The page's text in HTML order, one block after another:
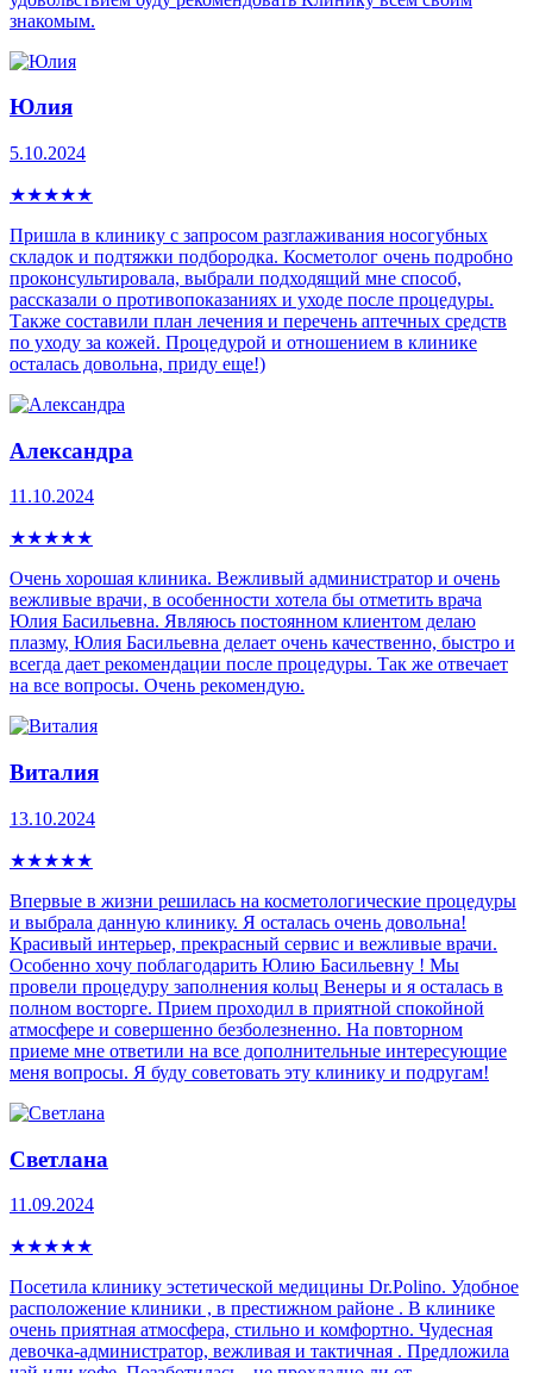
знакомым.
Юлия
5.10.2024
★★★★★
Пришла в клинику с запросом разглаживания носогубных
складок и подтяжки подбородка. Косметолог очень подробно
проконсультировала, выбрали подходящий мне способ,
рассказали о противопоказаниях и уходе после процедуры.
Также составили план лечения и перечень аптечных средств
по уходу за кожей. Процедурой и отношением в клинике
осталась довольна, приду еще!)
Александра
11.10.2024
★★★★★
Очень хорошая клиника. Вежливый администратор и очень
вежливые врачи, в особенности хотела бы отметить врача
Юлия Басильевна. Являюсь постоянном клиентом делаю
плазму, Юлия Басильевна делает очень качественно, быстро и
всегда дает рекомендации после процедуры. Так же отвечает
на все вопросы. Очень рекомендую.
Виталия
13.10.2024
★★★★★
Впервые в жизни решилась на косметологические процедуры
и выбрала данную клинику. Я осталась очень довольна!
Красивый интерьер, прекрасный сервис и вежливые врачи.
Особенно хочу поблагодарить Юлию Басильевну ! Мы
провели процедуру заполнения кольц Венеры и я осталась в
полном восторге. Прием проходил в приятной спокойной
атмосфере и совершенно безболезненно. На повторном
приеме мне ответили на все дополнительные интересующие
меня вопросы. Я буду советовать эту клинику и подругам!
Светлана
11.09.2024
★★★★★
Посетила клинику эстетической медицины Dr.Polino. Удобное
расположение клиники , в престижном районе . В клинике
очень приятная атмосфера, стильно и комфортно. Чудесная
девочка-администратор, вежливая и тактичная . Предложила